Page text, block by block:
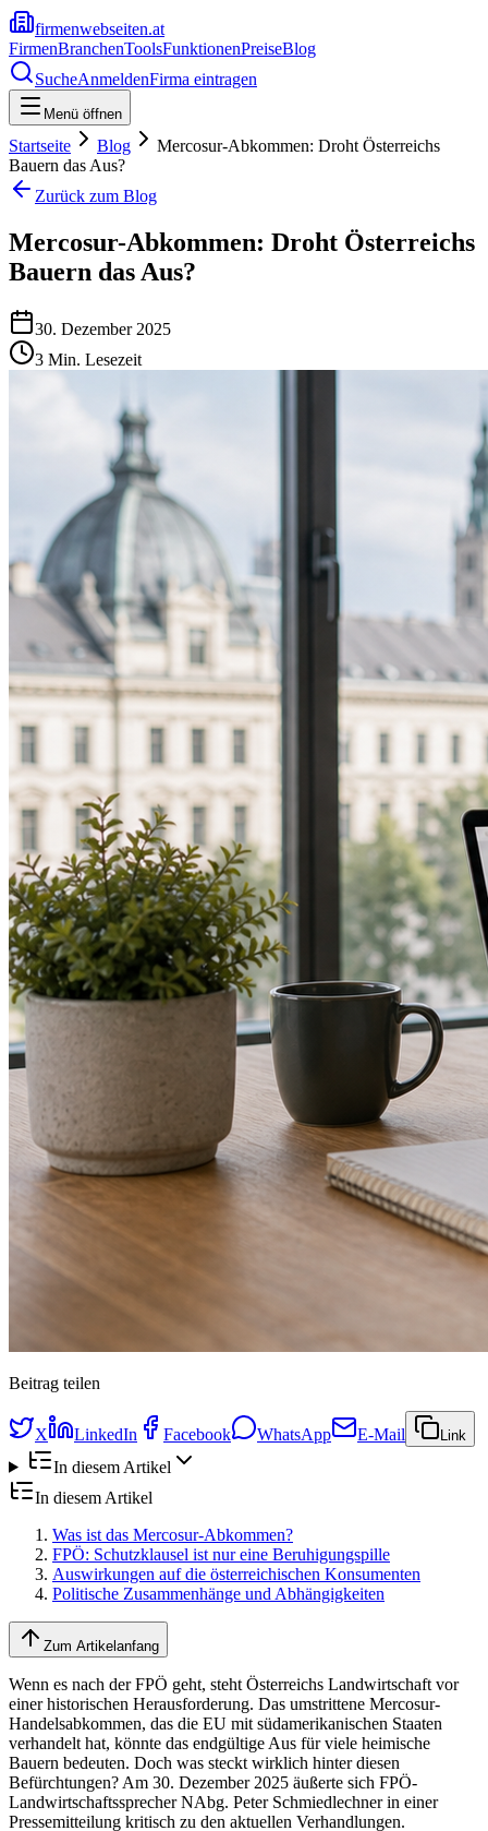
firmenwebseiten.at
FirmenBranchenToolsFunktionenPreiseBlog
SucheAnmeldenFirma eintragen
Menü öffnen
Startseite Blog
Mercosur-Abkommen: Droht Österreichs
Bauern das Aus?
Zurück zum Blog
Mercosur-Abkommen: Droht Österreichs
Bauern das Aus?
30. Dezember 2025
3 Min. Lesezeit
Beitrag teilen
X LinkedIn Facebook WhatsApp E-Mail Link
In diesem Artikel
In diesem Artikel
Was ist das Mercosur-Abkommen?
FPÖ: Schutzklausel ist nur eine Beruhigungspille
Auswirkungen auf die österreichischen Konsumenten
Politische Zusammenhänge und Abhängigkeiten
Zum Artikelanfang
Wenn es nach der FPÖ geht, steht Österreichs Landwirtschaft vor
einer historischen Herausforderung. Das umstrittene Mercosur-
Handelsabkommen, das die EU mit südamerikanischen Staaten
verhandelt hat, könnte das endgültige Aus für viele heimische
Bauern bedeuten. Doch was steckt wirklich hinter diesen
Befürchtungen? Am 30. Dezember 2025 äußerte sich FPÖ-
Landwirtschaftssprecher NAbg. Peter Schmiedlechner in einer
Pressemitteilung kritisch zu den aktuellen Verhandlungen.